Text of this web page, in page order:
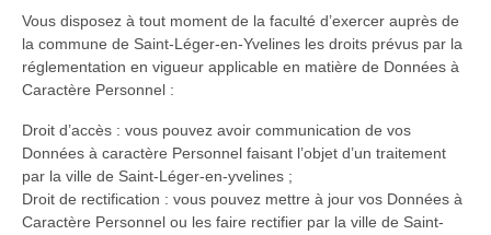
Vous disposez à tout moment de la faculté d’exercer auprès de
la commune de Saint-Léger-en-Yvelines les droits prévus par la
réglementation en vigueur applicable en matière de Données à
Caractère Personnel :
Droit d’accès : vous pouvez avoir communication de vos
Données à caractère Personnel faisant l’objet d’un traitement
par la ville de Saint-Léger-en-yvelines ;
Droit de rectification : vous pouvez mettre à jour vos Données à
Caractère Personnel ou les faire rectifier par la ville de Saint-